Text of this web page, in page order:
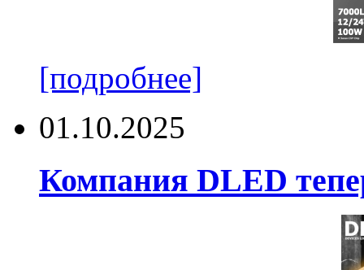
[подробнее]
01.10.2025
Компания DLED